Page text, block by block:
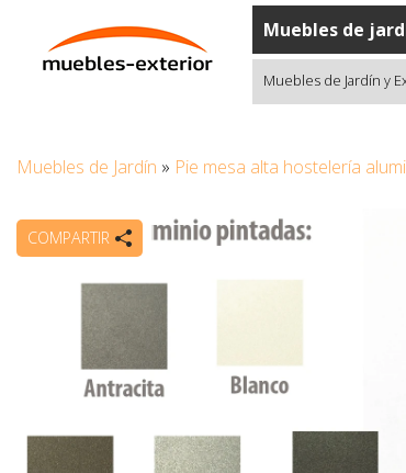
Muebles de
Muebles de Jardín y
Muebles de Jardín » Pie mesa alta hostelería
COMPARTIR